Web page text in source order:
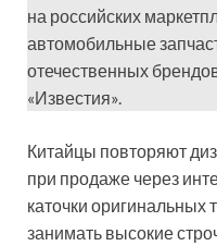
на российских
автомобильные
отечественных
«Известия».
Китайцы повторяют
при продаже через
каточки оригинальных
занимать высокие